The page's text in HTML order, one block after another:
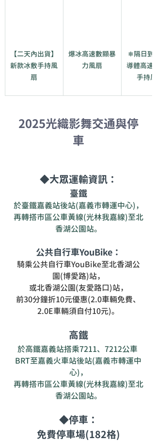
【二天內出貨】
新款冰敷手持風
扇
爆冰高速數顯暴
力風扇
❄隔日到
導體高速
手持風
2025光織影舞交通與停
車
◆大眾運輸資訊：
臺鐵
於臺鐵嘉義站後站(嘉義市轉運中心)，
再轉搭市區公車黃線(光林我嘉線)至北
香湖公園站。
公共自行車YouBike：
騎乘公共自行車YouBike至北香湖公
園(博愛路)站，
或北香湖公園(友愛路口)站，
前30分鐘折10元優惠(2.0車輛免費、
2.0E車輛須自付10元)。
高鐵
於高鐵嘉義站搭乘7211、7212公車
BRT至嘉義火車站後站(嘉義市轉運中
心)，
再轉搭市區公車黃線(光林我嘉線)至北
香湖公園站。
◆停車：
免費停車場(182格)